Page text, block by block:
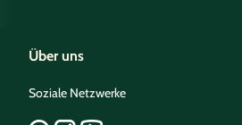
Über uns
Soziale Netzwerke